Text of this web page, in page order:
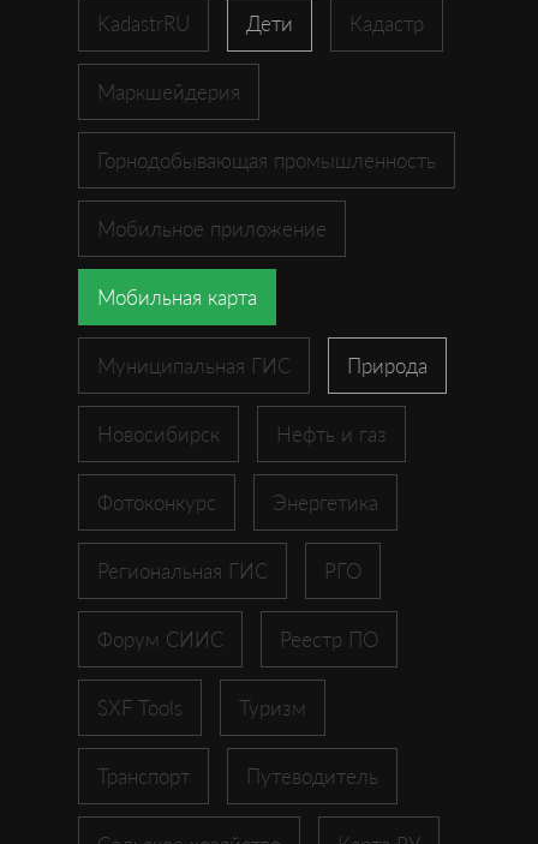
KadastrRU Дети Кадастр
Маркшейдерия
Горнодобывающая промышленность
Мобильное приложение
Мобильная карта
Муниципальная ГИС Природа
Новосибирск Нефть и газ
Фотоконкурс Энергетика
Региональная ГИС РГО
Форум СИИС Реестр ПО
SXF Tools Туризм
Транспорт Путеводитель